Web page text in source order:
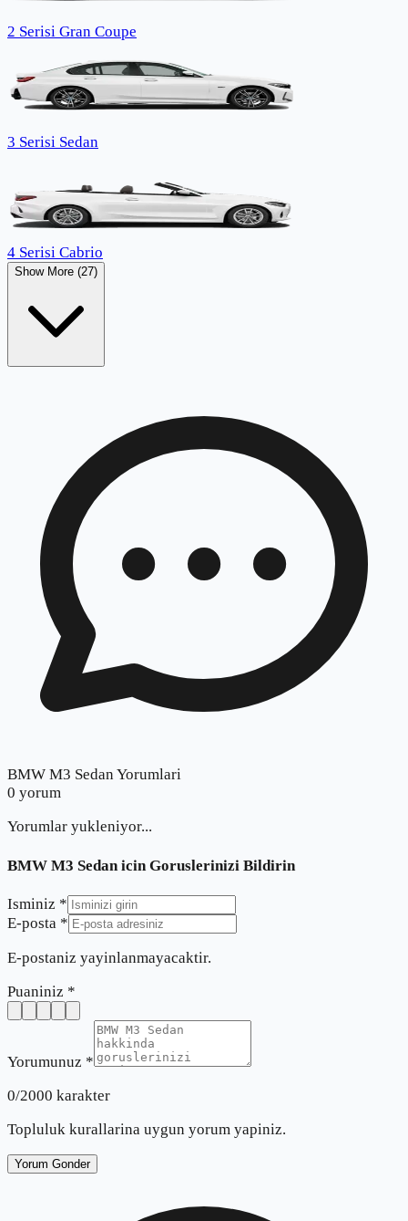
2 Serisi Gran Coupe
3 Serisi Sedan
4 Serisi Cabrio
Show More (27)
BMW M3 Sedan Yorumlari
0 yorum
Yorumlar yukleniyor...
BMW M3 Sedan icin Goruslerinizi Bildirin
Isminiz *
E-posta *
E-postaniz yayinlanmayacaktir.
Puaniniz *
Yorumunuz *
0/2000 karakter
Topluluk kurallarina uygun yorum yapiniz.
Yorum Gonder